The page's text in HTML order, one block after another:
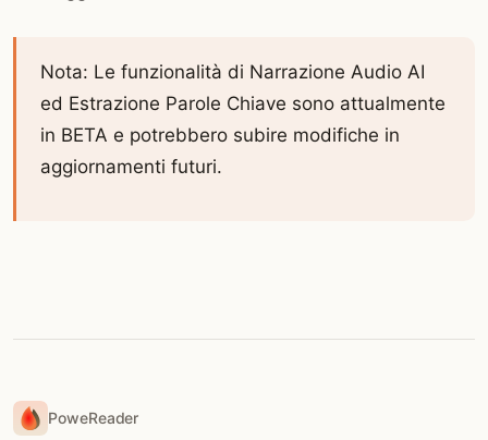
Nota: Le funzionalità di Narrazione Audio AI
ed Estrazione Parole Chiave sono attualmente
in BETA e potrebbero subire modifiche in
aggiornamenti futuri.
PoweReader